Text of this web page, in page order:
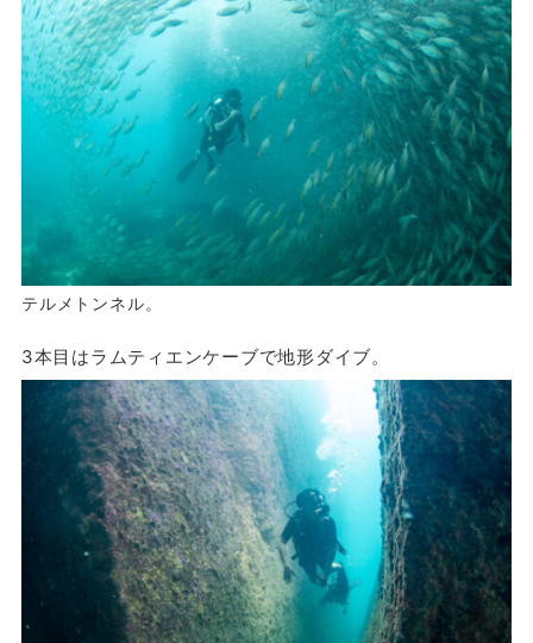
テルメトンネル。
3本目はラムティエンケーブで地形ダイブ。